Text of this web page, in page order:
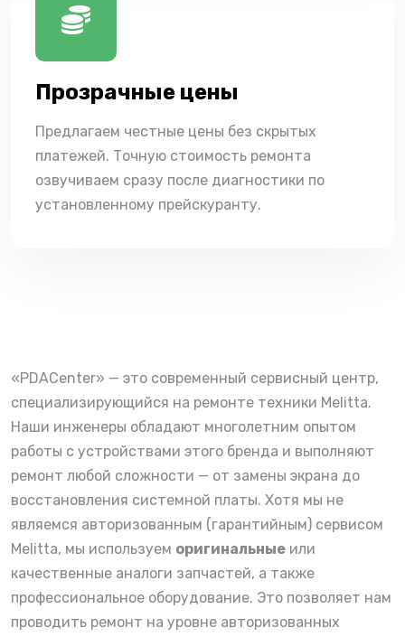
Прозрачные цены
Предлагаем честные цены без скрытых
платежей. Точную стоимость ремонта
озвучиваем сразу после диагностики по
установленному прейскуранту.
«PDACenter» — это современный сервисный центр,
специализирующийся на ремонте техники Melitta.
Наши инженеры обладают многолетним опытом
работы с устройствами этого бренда и выполняют
ремонт любой сложности — от замены экрана до
восстановления системной платы. Хотя мы не
являемся авторизованным (гарантийным) сервисом
Melitta, мы используем оригинальные или
качественные аналоги запчастей, а также
профессиональное оборудование. Это позволяет нам
проводить ремонт на уровне авторизованных